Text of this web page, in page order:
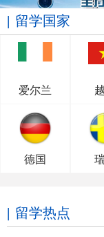
留学国家
爱尔兰
德国
留学热点